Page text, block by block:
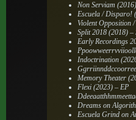
Non Serviam
Escuela / Disparo!
Violent Opposition
Split 2018 (2018) –
Early Recordings
Indoctrination
Memory Theater
Flexi (2023) – EP
Dreams on
Escuela Grind on